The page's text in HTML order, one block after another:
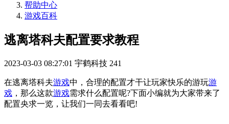
帮助中心
游戏百科
逃离塔科夫配置要求教程
2023-03-03 08:27:01 宇鹤科技 241
在逃离塔科夫游戏中，合理的配置才干让玩家快乐的游玩游
戏 ，那么这款游戏需求什么配置呢?下面小编就为大家带来了
配置央求一览，让我们一同去看看吧!